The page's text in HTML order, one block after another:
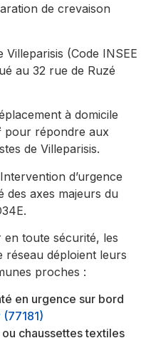
de crevaison
Villeparisis (Code INSEE
au 32 rue de Ruzé
à domicile
pour répondre aux
de Villeparisis.
Intervention d’urgence
des axes majeurs du
toute sécurité, les
réseau déploient leurs
proches :
en urgence sur bord
(77181)
chaussettes textiles